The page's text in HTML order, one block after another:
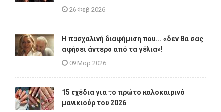
26 Φεβ 2026
Η πασχαλινή διαφήμιση που... «δεν θα σας
αφήσει άντερο από τα γέλια»!
09 Μαρ 2026
15 σχέδια για το πρώτο καλοκαιρινό
μανικιούρ του 2026